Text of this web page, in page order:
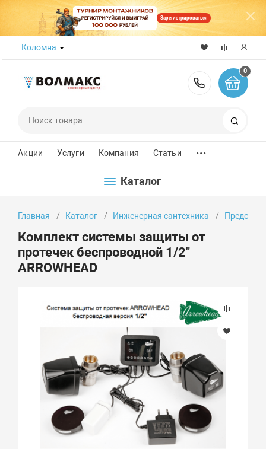
Зарегистрироваться
Коломна
8 (800)
0
Акции Услуги Компания Статьи ...
Каталог
Главная Каталог Инженерная сантехника
Комплект системы защиты от
протечек беcпроводной 1/2"
ARROWHEAD